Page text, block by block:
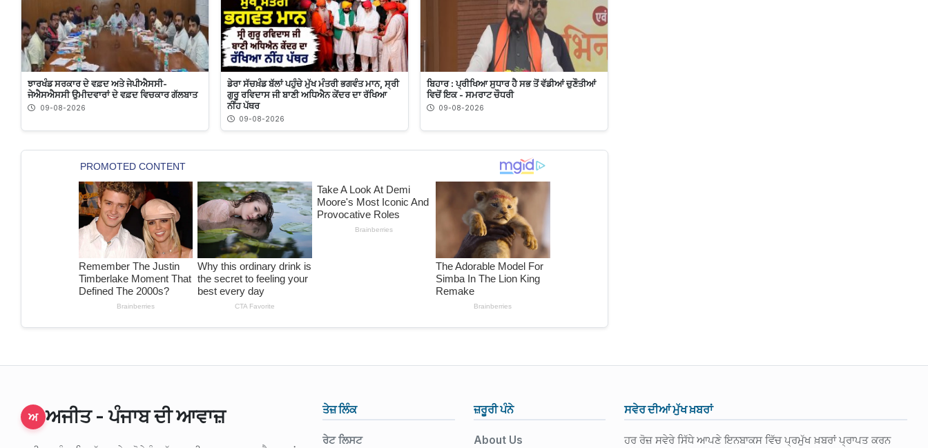
ਝਾਰਖੰਡ ਸਰਕਾਰ ਦੇ ਵਫ਼ਦ ਅਤੇ ਜੇਪੀਐਸਸੀ-
ਜੇਐਸਐਸਸੀ ਉਮੀਦਵਾਰਾਂ ਦੇ ਵਫ਼ਦ ਵਿਚਕਾਰ ਗੱਲਬਾਤ
09-08-2026
ਡੇਰਾ ਸੱਚਖ਼ੰਡ ਬੱਲਾਂ ਪਹੁੰਚੇ ਮੁੱਖ ਮੰਤਰੀ ਭਗਵੰਤ ਮਾਨ, ਸ੍ਰੀ
ਗੁਰੂ ਰਵਿਦਾਸ ਜੀ ਬਾਣੀ ਅਧਿਐਨ ਕੇਂਦਰ ਦਾ ਰੱਖਿਆ
ਨੀਂਹ ਪੱਥਰ
09-08-2026
ਬਿਹਾਰ : ਪ੍ਰੀਖਿਆ ਸੁਧਾਰ ਹੈ ਸਭ ਤੋਂ ਵੱਡੀਆਂ ਚੁਣੌਤੀਆਂ
ਵਿਚੋਂ ਇਕ - ਸਮਰਾਟ ਚੌਧਰੀ
09-08-2026
ਅ ਅਜੀਤ - ਪੰਜਾਬ ਦੀ ਆਵਾਜ਼ ਤੇਜ਼ ਲਿੰਕ
ਰੇਟ ਲਿਸਟ
ਜ਼ਰੂਰੀ ਪੰਨੇ
About Us
ਸਵੇਰ ਦੀਆਂ ਮੁੱਖ ਖ਼ਬਰਾਂ
ਹਰ ਰੋਜ਼ ਸਵੇਰੇ ਸਿੱਧੇ ਆਪਣੇ ਇਨਬਾਕਸ ਵਿੱਚ ਪ੍ਰਮੁੱਖ ਖ਼ਬਰਾਂ ਪ੍ਰਾਪਤ ਕਰਨ